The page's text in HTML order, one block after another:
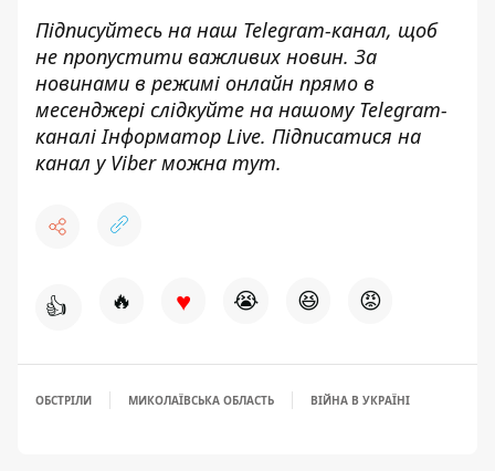
Підписуйтесь на наш Telegram-канал, щоб
не пропустити важливих новин. За
новинами в режимі онлайн прямо в
месенджері слідкуйте на нашому Telegram-
каналіІнформатор Live. Підписатися на
канал у Viber можна тут.
👍 🔥 ♥ 😭 😆 😡
ОБСТРІЛИ МИКОЛАЇВСЬКА ОБЛАСТЬ ВІЙНА В УКРАЇНІ